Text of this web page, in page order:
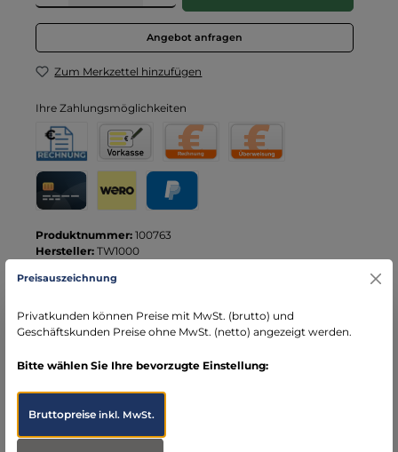
Angebot anfragen
Zum Merkzettel hinzufügen
Ihre Zahlungsmöglichkeiten
Rechnung
Rechnung für Behörden
Vorkasse
Produktnummer: 100763
Hersteller: TW1000
Kostenloser Versand ab € 119,- Bestellwert (nur
schneller Versand mit DHL
Preisauszeichnung
Privatkunden können Preise mit MwSt. (brutto) und
Geschäftskunden Preise ohne MwSt. (netto) angezeigt werden.
Bitte wählen Sie Ihre bevorzugte Einstellung:
Bruttopreiseinkl. MwSt.